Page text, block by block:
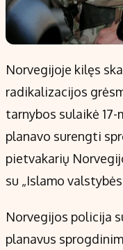
Norvegijoje kilęs
radikalizacijos
tarnybos sulaikė
planavo surengti
pietvakarių
su „Islamo
Norvegijos policija
planavus